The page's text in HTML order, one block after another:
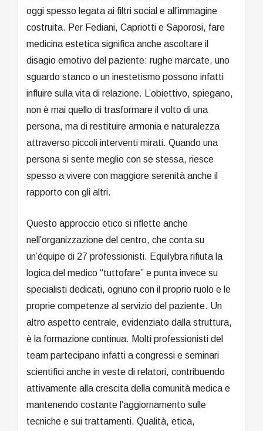
oggi spesso legata ai filtri social e all’immagine
costruita. Per Fediani, Capriotti e Saporosi, fare
medicina estetica significa anche ascoltare il
disagio emotivo del paziente: rughe marcate, uno
sguardo stanco o un inestetismo possono infatti
influire sulla vita di relazione. L’obiettivo, spiegano,
non è mai quello di trasformare il volto di una
persona, ma di restituire armonia e naturalezza
attraverso piccoli interventi mirati. Quando una
persona si sente meglio con se stessa, riesce
spesso a vivere con maggiore serenità anche il
rapporto con gli altri.
Questo approccio etico si riflette anche
nell’organizzazione del centro, che conta su
un’équipe di 27 professionisti. Equilybra rifiuta la
logica del medico “tuttofare” e punta invece su
specialisti dedicati, ognuno con il proprio ruolo e le
proprie competenze al servizio del paziente. Un
altro aspetto centrale, evidenziato dalla struttura,
è la formazione continua. Molti professionisti del
team partecipano infatti a congressi e seminari
scientifici anche in veste di relatori, contribuendo
attivamente alla crescita della comunità medica e
mantenendo costante l’aggiornamento sulle
tecniche e sui trattamenti. Qualità, etica,